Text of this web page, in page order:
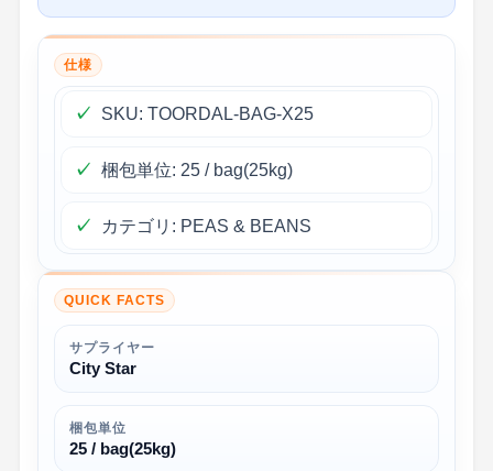
仕様
SKU: TOORDAL-BAG-X25
梱包単位: 25 / bag(25kg)
カテゴリ: PEAS & BEANS
QUICK FACTS
サプライヤー
City Star
梱包単位
25 / bag(25kg)